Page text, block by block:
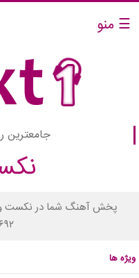
☰ منو
جامعترین
پخش آهنگ شما در نکست
ویژه ها